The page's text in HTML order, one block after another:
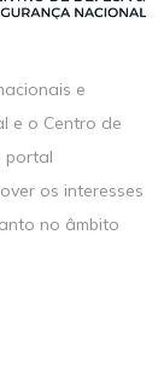
e
e o Centro de
portal
os interesses
no âmbito